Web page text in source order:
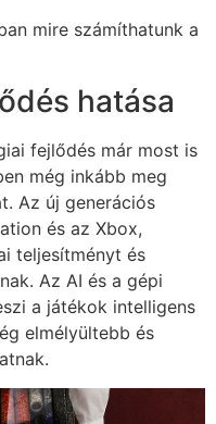
mire számíthatunk a
hatása
fejlődés már most is
még inkább meg
Az új generációs
és az Xbox,
teljesítményt és
Az AI és a gépi
a játékok intelligens
elmélyültebb és